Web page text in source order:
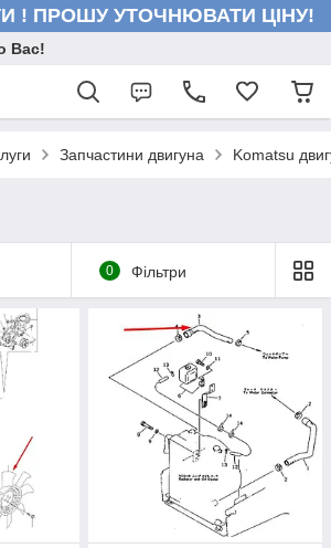
! ПРОШУ УТОЧНЮВАТИ ЦІНУ!
Вас!
Запчастини двигуна Komatsu
0 Фільтри